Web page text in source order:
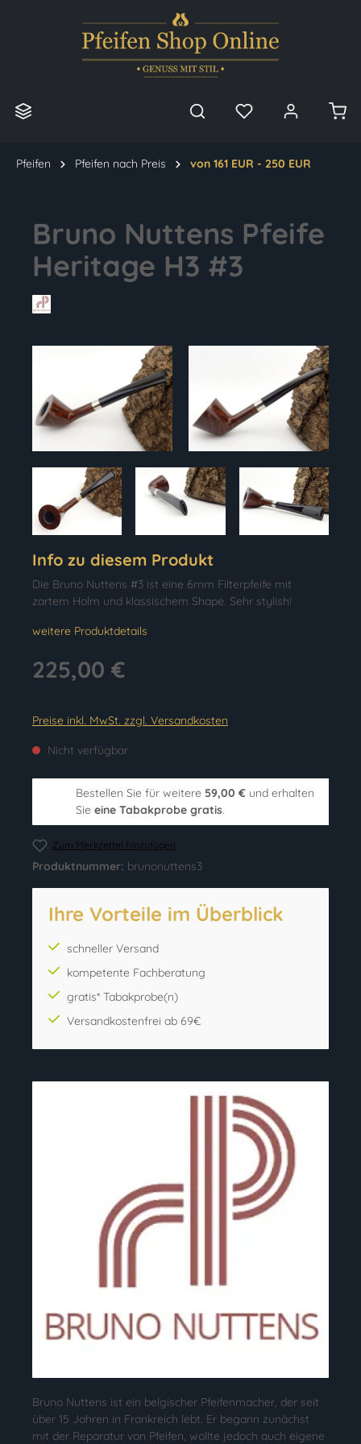
Pfeifen Pfeifen nach Preis von 161 EUR - 250 EUR
Bruno Nuttens Pfeife
Heritage H3 #3
Info zu diesem Produkt
Die Bruno Nuttens #3 ist eine 6mm Filterpfeife mit
zartem Holm und klassischem Shape. Sehr stylish!
weitere Produktdetails
225,00 €
Preise inkl. MwSt. zzgl. Versandkosten
Nicht verfügbar
Bestellen Sie für weitere 59,00 € und erhalten
Sie eine Tabakprobe gratis.
Zum Merkzettel hinzufügen
Produktnummer: brunonuttens3
Ihre Vorteile im Überblick
schneller Versand
kompetente Fachberatung
gratis* Tabakprobe(n)
Versandkostenfrei ab 69€
Bruno Nuttens ist ein belgischer Pfeifenmacher, der seit
über 15 Jahren in Frankreich lebt. Er begann zunächst
mit der Reparatur von Pfeifen, wollte jedoch auch eigene